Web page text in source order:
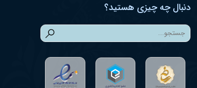
دنبال چه چیزی هستید؟